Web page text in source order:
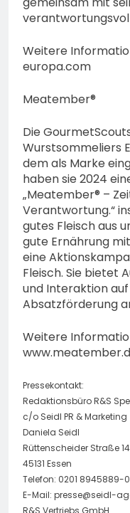
Weitere
europa.com
Meatember®
Die
Wurstsommeliers
dem als Marke
haben sie 2024
„Meatember® –
Verantwortung.“
gutes Fleisch aus
gute Ernährung
eine
Fleisch. Sie bietet
und Interaktion
Absatzförderung
Weitere
Pressekontakt:
Redaktionsbüro R&S
c/o Seidl PR & Marketing
Daniela Seidl
Rüttenscheider Straße
45131 Essen
Telefon: 0201 8945889-0
E-Mail: presse@seidl-